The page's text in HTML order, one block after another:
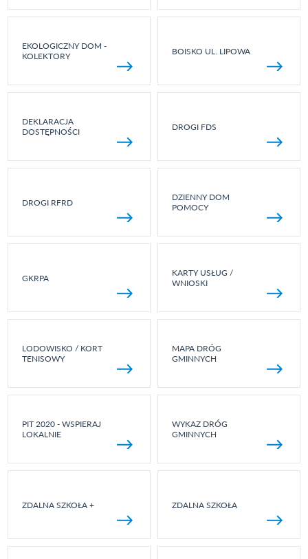
EKOLOGICZNY DOM -
KOLEKTORY
BOISKO UL. LIPOWA
DEKLARACJA
DOSTĘPNOŚCI
DROGI FDS
DROGI RFRD
DZIENNY DOM
POMOCY
GKRPA
KARTY USŁUG /
WNIOSKI
LODOWISKO / KORT
TENISOWY
MAPA DRÓG
GMINNYCH
PIT 2020 - WSPIERAJ
LOKALNIE
WYKAZ DRÓG
GMINNYCH
ZDALNA SZKOŁA + ZDALNA SZKOŁA